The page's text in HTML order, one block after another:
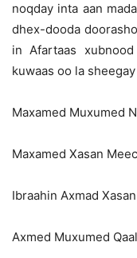
noqday inta aan
dhex-dooda
in Afartaas
kuwaas oo la
Maxamed Muxumed
Maxamed Xasan
Ibraahin Axmad
Axmed Muxumed